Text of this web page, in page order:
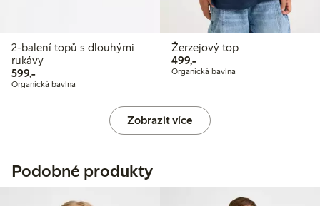
2-balení topů s dlouhými
rukávy
599,-599,00 Kč
Organická bavlna
Žerzejový top
499,-499,00 Kč
Organická bavlna
Zobrazit více
Podobné produkty